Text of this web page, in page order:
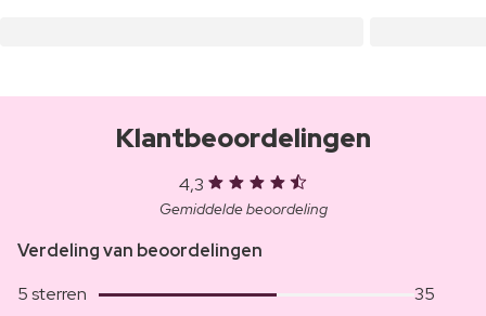
Klantbeoordelingen
4,3
Gemiddelde beoordeling
Verdeling van beoordelingen
5 sterren
35